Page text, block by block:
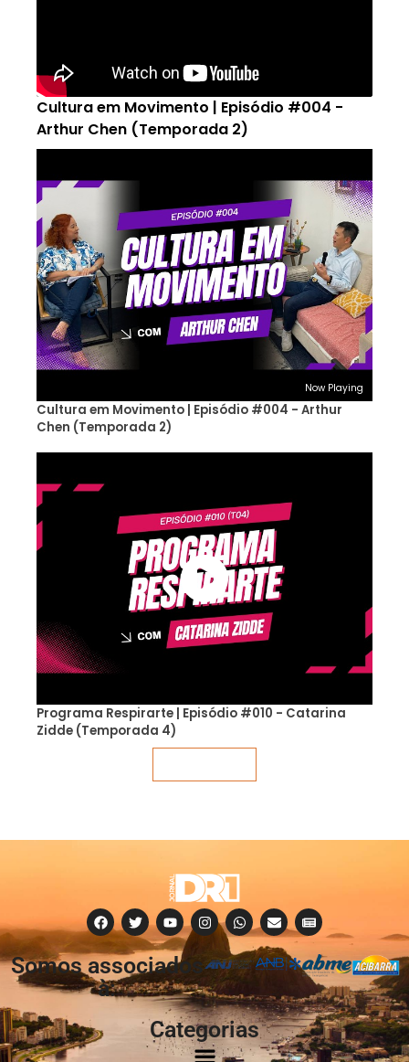
Cultura em Movimento | Episódio #004 -
Arthur Chen (Temporada 2)
Now Playing
Cultura em Movimento | Episódio #004 - Arthur
Chen (Temporada 2)
Programa Respirarte | Episódio #010 - Catarina
Zidde (Temporada 4)
Somos associados
à:
Categorias